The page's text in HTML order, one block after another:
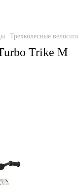
Трехколесные
Trike M